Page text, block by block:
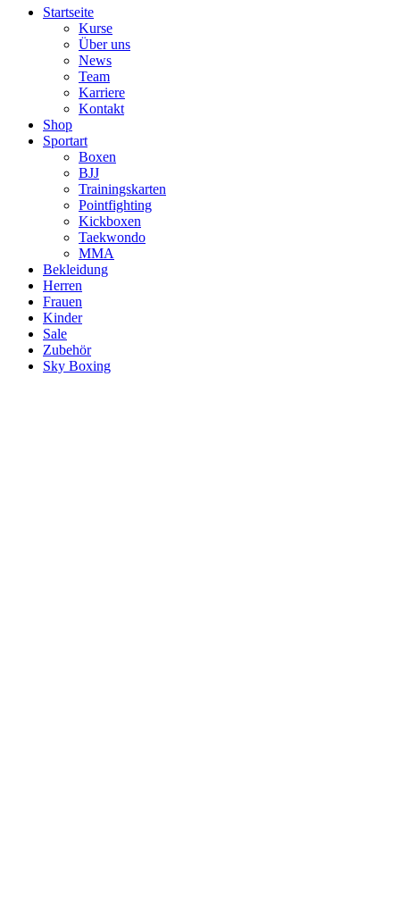
Startseite
Kurse
Über uns
News
Team
Karriere
Kontakt
Shop
Sportart
Boxen
BJJ
Trainingskarten
Pointfighting
Kickboxen
Taekwondo
MMA
Bekleidung
Herren
Frauen
Kinder
Sale
Zubehör
Sky Boxing